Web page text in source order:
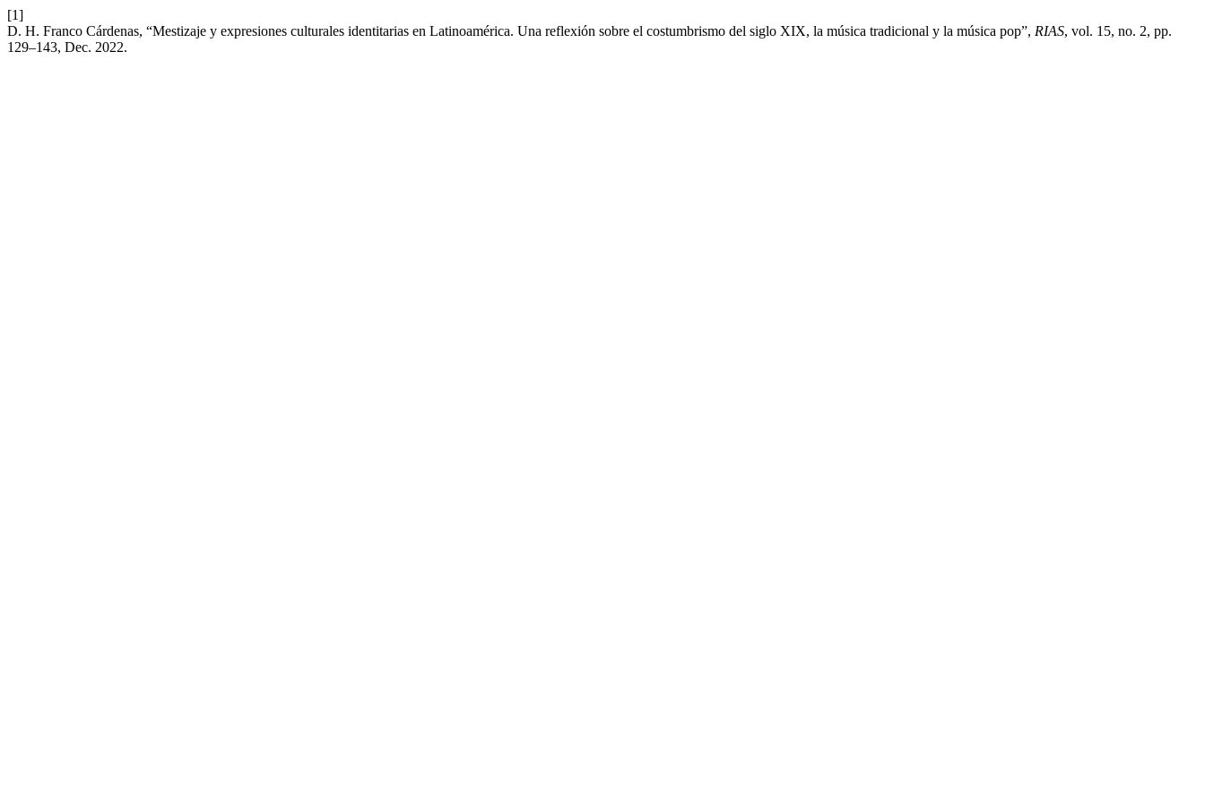
[1]
D. H. Franco Cárdenas, “Mestizaje y expresiones culturales identitarias en Latinoamérica. Una reflexión sobre el costumbrismo del siglo XIX, la música tradicional y la música pop”, RIAS, vol. 15, no. 2, pp.
129–143, Dec. 2022.